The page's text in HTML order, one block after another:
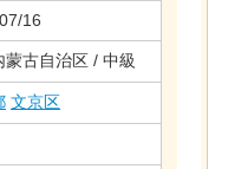
16
蒙古自治区 / 中級
文京区